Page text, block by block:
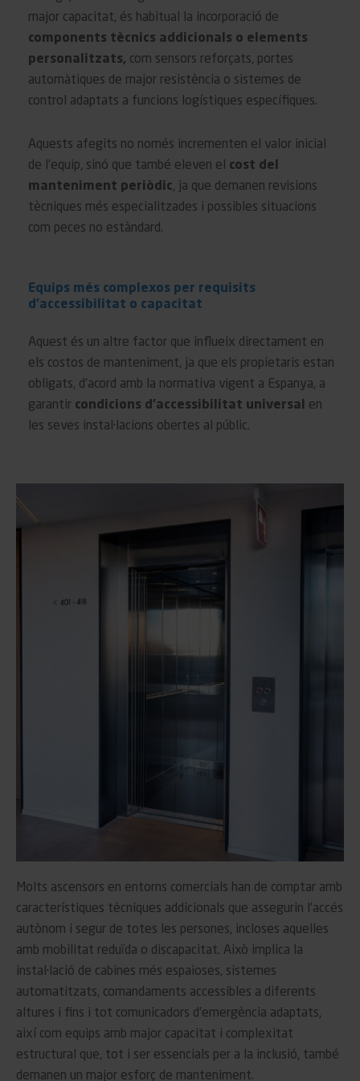
major capacitat, és habitual la incorporació de
components tècnics addicionals o elements
personalitzats, com sensors reforçats, portes
automàtiques de major resistència o sistemes de
control adaptats a funcions logístiques específiques.
Aquests afegits no només incrementen el valor inicial
de l’equip, sinó que també eleven el cost del
manteniment periòdic, ja que demanen revisions
tècniques més especialitzades i possibles situacions
com peces no estàndard.
Equips més complexos per requisits
d’accessibilitat o capacitat
Aquest és un altre factor que influeix directament en
els costos de manteniment, ja que els propietaris estan
obligats, d’acord amb la normativa vigent a Espanya, a
garantir condicions d’accessibilitat universal en
les seves instal·lacions obertes al públic.
Molts ascensors en entorns comercials han de comptar amb
característiques tècniques addicionals que assegurin l’accés
autònom i segur de totes les persones, incloses aquelles
amb mobilitat reduïda o discapacitat. Això implica la
instal·lació de cabines més espaioses, sistemes
automatitzats, comandaments accessibles a diferents
altures i fins i tot comunicadors d’emergència adaptats,
així com equips amb major capacitat i complexitat
estructural que, tot i ser essencials per a la inclusió, també
demanen un major esforç de manteniment.